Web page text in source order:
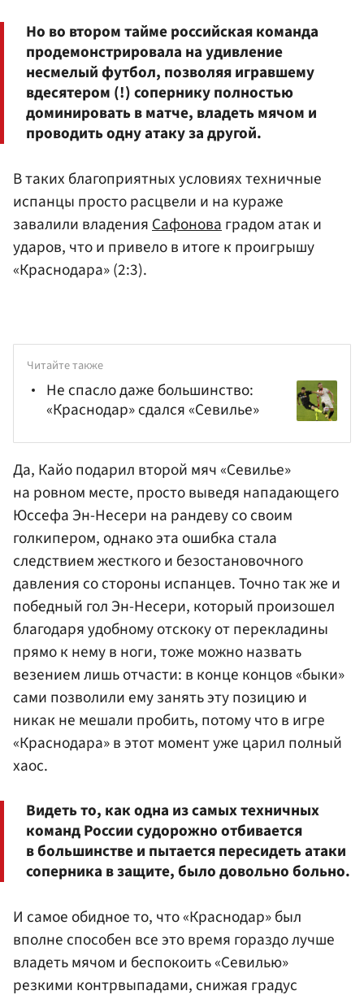
Но во втором тайме российская команда
продемонстрировала на удивление
несмелый футбол, позволяя игравшему
вдесятером (!) сопернику полностью
доминировать в матче, владеть мячом и
проводить одну атаку за другой.
В таких благоприятных условиях техничные
испанцы просто расцвели и на кураже
завалили владенияСафоноваградом атак и
ударов, что и привело в итоге к проигрышу
«Краснодара» (2:3).
Читайте также
Не спасло даже большинство:
«Краснодар» сдался «Севилье»
Да, Кайо подарил второй мяч «Севилье»
на ровном месте, просто выведя нападающего
Юссефа Эн-Несери на рандеву со своим
голкипером, однако эта ошибка стала
следствием жесткого и безостановочного
давления со стороны испанцев. Точно так же и
победный гол Эн-Несери, который произошел
благодаря удобному отскоку от перекладины
прямо к нему в ноги, тоже можно назвать
везением лишь отчасти: в конце концов «быки»
сами позволили ему занять эту позицию и
никак не мешали пробить, потому что в игре
«Краснодара» в этот момент уже царил полный
хаос.
Видеть то, как одна из самых техничных
команд России судорожно отбивается
в большинстве и пытается пересидеть атаки
соперника в защите, было довольно больно.
И самое обидное то, что «Краснодар» был
вполне способен все это время гораздо лучше
владеть мячом и беспокоить «Севилью»
резкими контрвыпадами, снижая градус